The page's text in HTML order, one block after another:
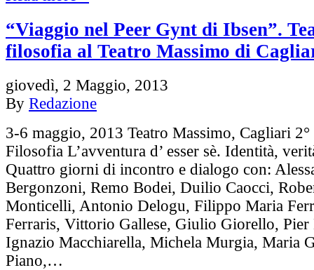
“Viaggio nel Peer Gynt di Ibsen”.
filosofia al Teatro Massimo di
giovedì, 2 Maggio, 2013
By Redazione
3-6 maggio, 2013 Teatro Massimo, Cagliari
Filosofia L’avventura d’ esser sè. Identità,
Quattro giorni di incontro e dialogo con:
Bergonzoni, Remo Bodei, Duilio Caocci,
Monticelli, Antonio Delogu, Filippo Maria
Ferraris, Vittorio Gallese, Giulio Giorello,
Ignazio Macchiarella, Michela Murgia, Maria
Piano,…